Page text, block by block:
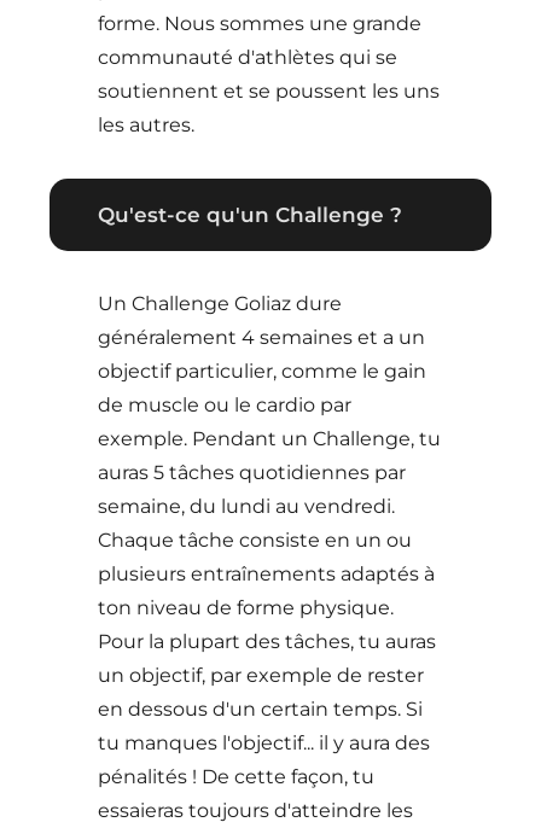
forme. Nous sommes une grande
communauté d'athlètes qui se
soutiennent et se poussent les uns
les autres.
Qu'est-ce qu'un Challenge ?
Un Challenge Goliaz dure
généralement 4 semaines et a un
objectif particulier, comme le gain
de muscle ou le cardio par
exemple. Pendant un Challenge, tu
auras 5 tâches quotidiennes par
semaine, du lundi au vendredi.
Chaque tâche consiste en un ou
plusieurs entraînements adaptés à
ton niveau de forme physique.
Pour la plupart des tâches, tu auras
un objectif, par exemple de rester
en dessous d'un certain temps. Si
tu manques l'objectif... il y aura des
pénalités ! De cette façon, tu
essaieras toujours d'atteindre les